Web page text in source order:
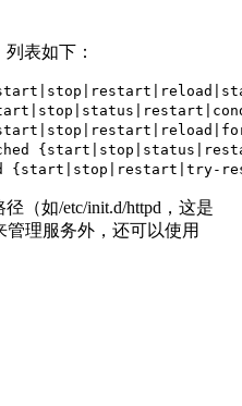
表如下：
（如/etc/init.d/httpd，这是
管理服务外，还可以使用